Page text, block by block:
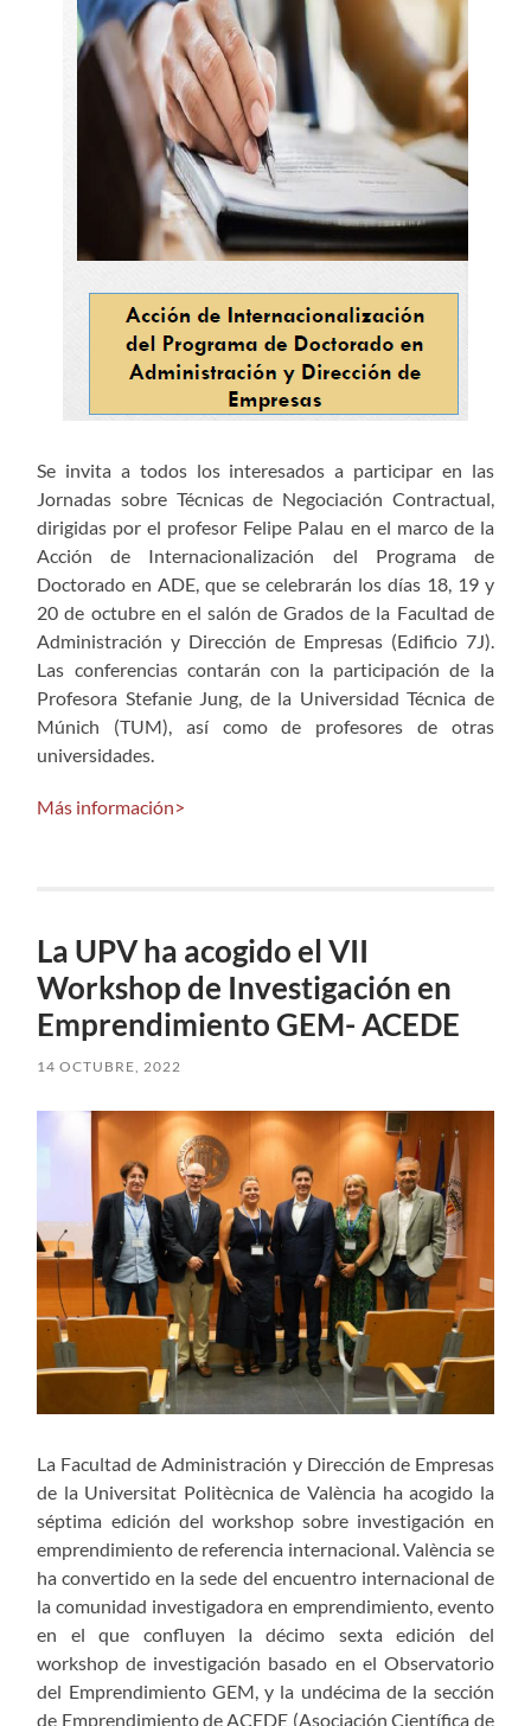
Se invita a todos los interesados a participar en las
Jornadas sobre Técnicas de Negociación Contractual,
dirigidas por el profesor Felipe Palau en el marco de la
Acción de Internacionalización del Programa de
Doctorado en ADE, que se celebrarán los días 18, 19 y
20 de octubre en el salón de Grados de la Facultad de
Administración y Dirección de Empresas (Edificio 7J).
Las conferencias contarán con la participación de la
Profesora Stefanie Jung, de la Universidad Técnica de
Múnich (TUM), así como de profesores de otras
universidades.
Más información>
La UPV ha acogido el VII
Workshop de Investigación en
Emprendimiento GEM- ACEDE
14 OCTUBRE, 2022
La Facultad de Administración y Dirección de Empresas
de la Universitat Politècnica de València ha acogido la
séptima edición del workshop sobre investigación en
emprendimiento de referencia internacional. València se
ha convertido en la sede del encuentro internacional de
la comunidad investigadora en emprendimiento, evento
en el que confluyen la décimo sexta edición del
workshop de investigación basado en el Observatorio
del Emprendimiento GEM, y la undécima de la sección
de Emprendimiento de ACEDE (Asociación Científica de